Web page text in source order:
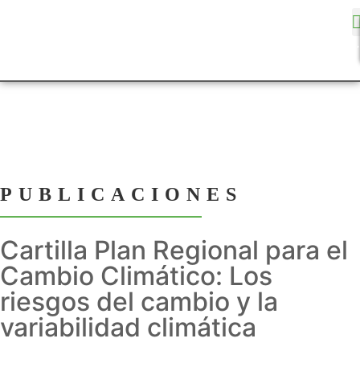
PUBLICACIONES
Cartilla Plan Regional para el
Cambio Climático: Los
riesgos del cambio y la
variabilidad climática